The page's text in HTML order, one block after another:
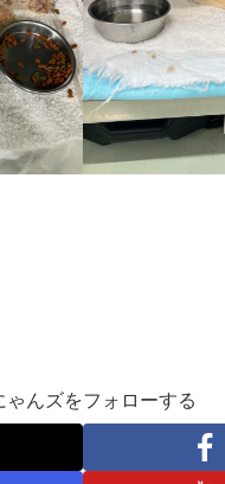
ゃんズをフォローする